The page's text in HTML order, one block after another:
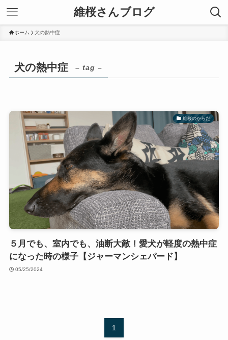
維桜さんブログ
ホーム 犬の熱中症
犬の熱中症 – tag –
維桜のからだ
５月でも、室内でも、油断大敵！愛犬が軽度の熱中症
になった時の様子【ジャーマンシェパード】
05/25/2024
1